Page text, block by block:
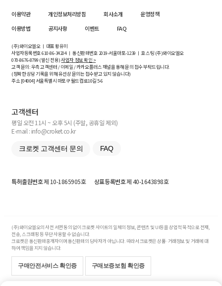
이용약관 개인정보처리방침 회사소개
운영정책
이용방법
공지사항 이벤트 FAQ
(주)와이오엘오 ㅣ 대표 황유미
사업자등록번호610-86-34204ㅣ 통신판매번호 2019-서울마포-1239 ㅣ 호스팅 (주)와이오엘오
070-8676-8799 (발신 전용)사업자 정보 확인 >
고객 문의: 우측 고객센터 / 이메일 / 카카오플러스 채널을 통해 문의 접수 부탁드립니다.
(정확한 상담 기록을 위해 유선상 문의는 접수받고 있지 않습니다)
주소 [04004] 서울특별시 마포구 월드컵로10길5-6
고객센터
평일 오전 11시 ~ 오후 5시 (주말, 공휴일 제외)
E-mail : info@croket.co.kr
크로켓 고객센터 문의 FAQ
특허출원번호제 10-1865905호 상표등록번호제 40-1643898호
(주)와이오엘오의 사전 서면 동의 없이 크로켓 사이트의 일체의 정보, 콘텐츠 및 UI등을 상업적 목적으로 전재,
전송, 스크래핑 등 무단 사용할 수 없습니다.
크로켓은 통신판매중개자이며 통신판매의 당사자가 아닙니다. 따라서 크로켓은 상품·거래정보 및 거래에 대
하여 책임을 지지 않습니다.
구매안전서비스 확인증 구매보증보험 확인증